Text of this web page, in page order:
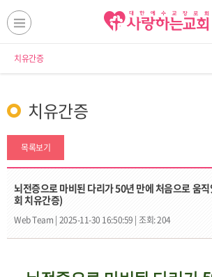
치유간증
치유간증
목록보기
뇌전증으로 마비된 다리가 50년 만에 처음으로 움
회 치유간증)
Web Team | 2025-11-30 16:50:59 | 조회: 204